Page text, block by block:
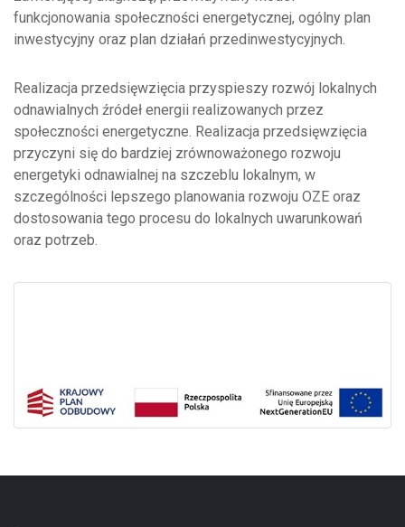
funkcjonowania społeczności energetycznej, ogólny plan
inwestycyjny oraz plan działań przedinwestycyjnych.
Realizacja przedsięwzięcia przyspieszy rozwój lokalnych
odnawialnych źródeł energii realizowanych przez
społeczności energetyczne. Realizacja przedsięwzięcia
przyczyni się do bardziej zrównoważonego rozwoju
energetyki odnawialnej na szczeblu lokalnym, w
szczególności lepszego planowania rozwoju OZE oraz
dostosowania tego procesu do lokalnych uwarunkowań
oraz potrzeb.